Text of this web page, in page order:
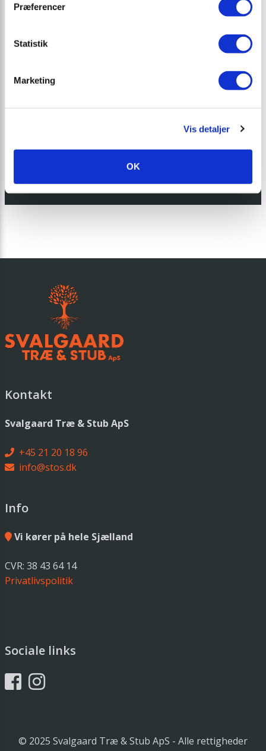
Præferencer
Statistik
Marketing
Vis detaljer
OK
Kontakt
Svalgaard Træ & Stub ApS
+45 21 20 18 96
info@stos.dk
Info
Vi kører på hele Sjælland
CVR: 38 43 64 14
Privatlivspolitik
Sociale links
© 2025 Svalgaard Træ & Stub ApS - Alle rettigheder